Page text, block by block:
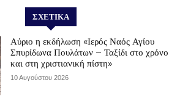
ΣΧΕΤΙΚΆ
Αύριο η εκδήλωση «Ιερός Ναός Αγίου
Σπυρίδωνα Πουλάτων – Ταξίδι στο χρόνο
και στη χριστιανική πίστη»
10 Αυγούστου 2026